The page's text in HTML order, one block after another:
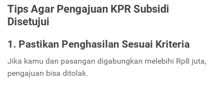
Tips Agar Pengajuan KPR Subsidi
Disetujui
1. Pastikan Penghasilan Sesuai Kriteria
Jika kamu dan pasangan digabungkan melebihi Rp8 juta,
pengajuan bisa ditolak.